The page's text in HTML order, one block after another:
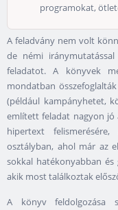
programokat,
A feladvány nem volt
de némi
feladatot. A könyvek
mondatban
(például kampányhetet,
említett feladat nagyon jó
hipertext
osztályban, ahol már az
sokkal hatékonyabban
akik most találkoztak
A könyv feldolgozása